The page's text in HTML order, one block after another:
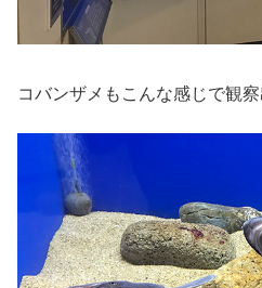
コバンザメもこんな感じで観察